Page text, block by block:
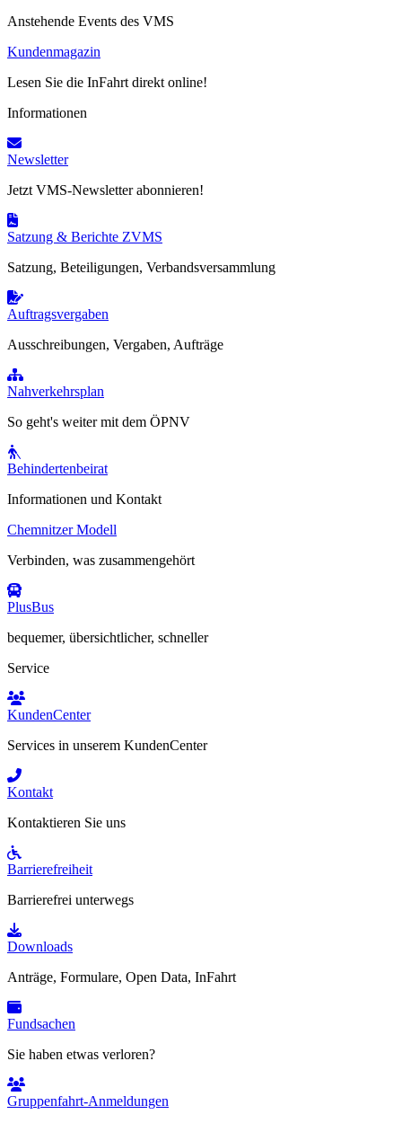
Anstehende Events des VMS
Kundenmagazin
Lesen Sie die InFahrt direkt online!
Informationen
Newsletter
Jetzt VMS-Newsletter abonnieren!
Satzung & Berichte ZVMS
Satzung, Beteiligungen, Verbandsversammlung
Auftragsvergaben
Ausschreibungen, Vergaben, Aufträge
Nahverkehrsplan
So geht's weiter mit dem ÖPNV
Behindertenbeirat
Informationen und Kontakt
Chemnitzer Modell
Verbinden, was zusammengehört
PlusBus
bequemer, übersichtlicher, schneller
Service
KundenCenter
Services in unserem KundenCenter
Kontakt
Kontaktieren Sie uns
Barrierefreiheit
Barrierefrei unterwegs
Downloads
Anträge, Formulare, Open Data, InFahrt
Fundsachen
Sie haben etwas verloren?
Gruppenfahrt-Anmeldungen